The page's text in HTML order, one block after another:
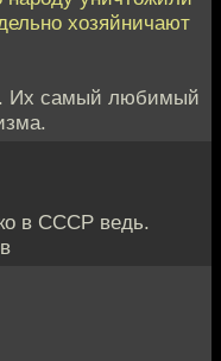
хозяйничают
Их самый любимый
в СССР ведь.